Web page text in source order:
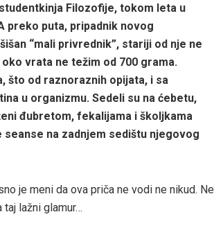
Filozofije, tokom leta u
preko puta, pripadnik novog
“mali privrednik”, stariji od nje ne
vrata ne težim od 700 grama.
što od raznoraznih opijata, i sa
u organizmu. Sedeli su na ćebetu,
đubretom, fekalijama i školjkama
na zadnjem sedištu njegovog
je meni da ova priča ne vodi ne nikud. Ne
taj lažni glamur…